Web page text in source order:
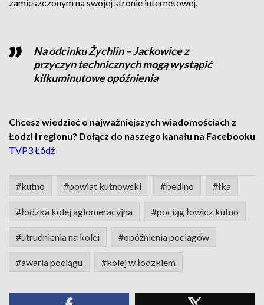
zamieszczonym na swojej stronie internetowej.
Na odcinku Żychlin – Jackowice z
przyczyn technicznych mogą wystąpić
kilkuminutowe opóźnienia
Chcesz wiedzieć o najważniejszych wiadomościach z
Łodzi i regionu? Dołącz do naszego kanału na Facebooku
TVP3 Łódź
#kutno #powiat kutnowski #bedlno #łka
#łódzka kolej aglomeracyjna #pociąg łowicz kutno
#utrudnienia na kolei #opóźnienia pociągów
#awaria pociągu #kolej w łódzkiem